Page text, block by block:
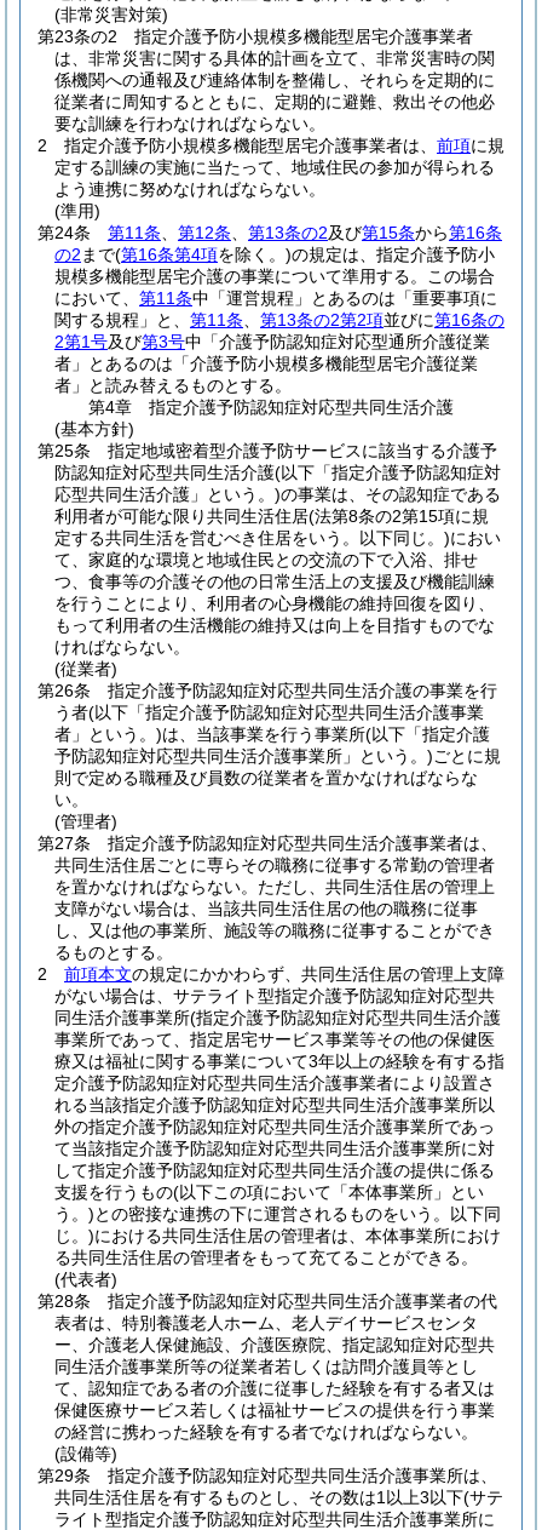
(非常災害対策)
第23条の2
指定介護予防小規模多機能型居宅介護事業者
は、非常災害に関する具体的計画を立て、非常災害時の関
係機関への通報及び連絡体制を整備し、それらを定期的に
従業者に周知するとともに、定期的に避難、救出その他必
要な訓練を行わなければならない。
2
指定介護予防小規模多機能型居宅介護事業者は、 前項に規
定する訓練の実施に当たって、地域住民の参加が得られる
よう連携に努めなければならない。
(準用)
第24条
第11条 第12条 第13条の2及び第15条から第16条
の2 まで(第16条第4項を除く。)の規定は、指定介護予防小
規模多機能型居宅介護の事業について準用する。
この場合
において、 第11条中「運営規程」とあるのは「重要事項に
関する規程」と、 第11条 第13条の2第2項並びに第16条の
2第1号及び第3号中「介護予防認知症対応型通所介護従業
者」とあるのは「介護予防小規模多機能型居宅介護従業
者」と読み替えるものとする。
第4章
指定介護予防認知症対応型共同生活介護
(基本方針)
第25条
指定地域密着型介護予防サービスに該当する介護予
防認知症対応型共同生活介護(以下「指定介護予防認知症対
応型共同生活介護」という。)の事業は、その認知症である
利用者が可能な限り共同生活住居(法第8条の2第15項に規
定する共同生活を営むべき住居をいう。以下同じ。)におい
て、家庭的な環境と地域住民との交流の下で入浴、排せ
つ、食事等の介護その他の日常生活上の支援及び機能訓練
を行うことにより、利用者の心身機能の維持回復を図り、
もって利用者の生活機能の維持又は向上を目指すものでな
ければならない。
(従業者)
第26条
指定介護予防認知症対応型共同生活介護の事業を行
う者(以下「指定介護予防認知症対応型共同生活介護事業
者」という。)は、当該事業を行う事業所(以下「指定介護
予防認知症対応型共同生活介護事業所」という。)ごとに規
則で定める職種及び員数の従業者を置かなければならな
い。
(管理者)
第27条
指定介護予防認知症対応型共同生活介護事業者は、
共同生活住居ごとに専らその職務に従事する常勤の管理者
を置かなければならない。 ただし、共同生活住居の管理上
支障がない場合は、当該共同生活住居の他の職務に従事
し、又は他の事業所、施設等の職務に従事することができ
るものとする。
2
前項本文の規定にかかわらず、共同生活住居の管理上支障
がない場合は、サテライト型指定介護予防認知症対応型共
同生活介護事業所(指定介護予防認知症対応型共同生活介護
事業所であって、指定居宅サービス事業等その他の保健医
療又は福祉に関する事業について3年以上の経験を有する指
定介護予防認知症対応型共同生活介護事業者により設置さ
れる当該指定介護予防認知症対応型共同生活介護事業所以
外の指定介護予防認知症対応型共同生活介護事業所であっ
て当該指定介護予防認知症対応型共同生活介護事業所に対
して指定介護予防認知症対応型共同生活介護の提供に係る
支援を行うもの(以下この項において「本体事業所」とい
う。)との密接な連携の下に運営されるものをいう。以下同
じ。)における共同生活住居の管理者は、本体事業所におけ
る共同生活住居の管理者をもって充てることができる。
(代表者)
第28条
指定介護予防認知症対応型共同生活介護事業者の代
表者は、特別養護老人ホーム、老人デイサービスセンタ
ー、介護老人保健施設、介護医療院、指定認知症対応型共
同生活介護事業所等の従業者若しくは訪問介護員等とし
て、認知症である者の介護に従事した経験を有する者又は
保健医療サービス若しくは福祉サービスの提供を行う事業
の経営に携わった経験を有する者でなければならない。
(設備等)
第29条
指定介護予防認知症対応型共同生活介護事業所は、
共同生活住居を有するものとし、その数は1以上3以下(サテ
ライト型指定介護予防認知症対応型共同生活介護事業所に